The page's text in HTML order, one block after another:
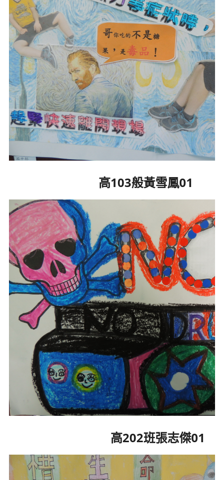
高103般黃雪鳳01
高202班張志傑01